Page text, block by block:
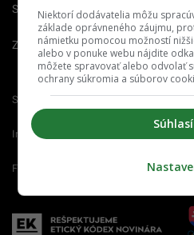
Spravovať notifikácie
Zrušiť predplatné
Startitup.sk Fontech.sk
Interez.sk
Femm.sk
Niektorí dodávatelia môžu
základe oprávneného záujmu,
námietku pomocou možností
alebo v ponuke webu nájdite
môžete spravovať alebo odvolať
ochrany súkromia a súborov